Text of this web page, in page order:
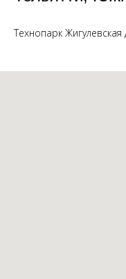
Технопарк Жигулевская